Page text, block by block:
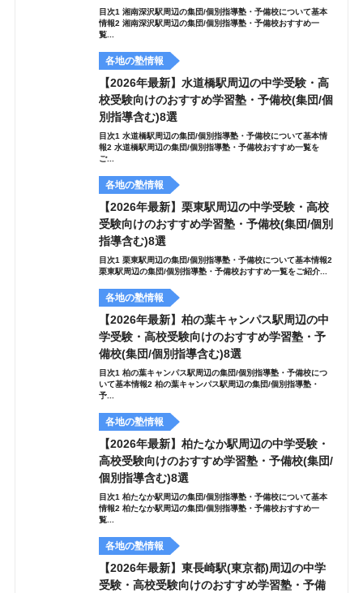
目次1 湘南深沢駅周辺の集団/個別指導塾・予備校について基本
情報2 湘南深沢駅周辺の集団/個別指導塾・予備校おすすめ一
覧...
各地の塾情報
【2026年最新】水道橋駅周辺の中学受験・高
校受験向けのおすすめ学習塾・予備校(集団/個
別指導含む)8選
目次1 水道橋駅周辺の集団/個別指導塾・予備校について基本情
報2 水道橋駅周辺の集団/個別指導塾・予備校おすすめ一覧を
ご...
各地の塾情報
【2026年最新】栗東駅周辺の中学受験・高校
受験向けのおすすめ学習塾・予備校(集団/個別
指導含む)8選
目次1 栗東駅周辺の集団/個別指導塾・予備校について基本情報2
栗東駅周辺の集団/個別指導塾・予備校おすすめ一覧をご紹介...
各地の塾情報
【2026年最新】柏の葉キャンパス駅周辺の中
学受験・高校受験向けのおすすめ学習塾・予
備校(集団/個別指導含む)8選
目次1 柏の葉キャンパス駅周辺の集団/個別指導塾・予備校につ
いて基本情報2 柏の葉キャンパス駅周辺の集団/個別指導塾・
予...
各地の塾情報
【2026年最新】柏たなか駅周辺の中学受験・
高校受験向けのおすすめ学習塾・予備校(集団/
個別指導含む)8選
目次1 柏たなか駅周辺の集団/個別指導塾・予備校について基本
情報2 柏たなか駅周辺の集団/個別指導塾・予備校おすすめ一
覧...
各地の塾情報
【2026年最新】東長崎駅(東京都)周辺の中学
受験・高校受験向けのおすすめ学習塾・予備